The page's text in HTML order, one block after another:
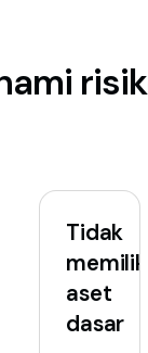
Tidak
aset
dasar